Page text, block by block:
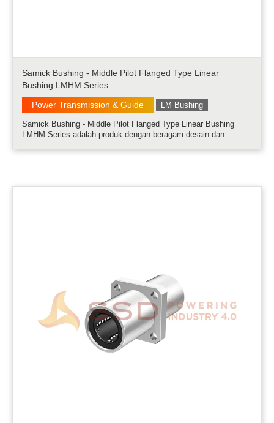
Samick Bushing - Middle Pilot Flanged Type Linear
Bushing LMHM Series
Power Transmission & Guide
LM Bushing
Samick Bushing - Middle Pilot Flanged Type Linear Bushing
LMHM Series adalah produk dengan beragam desain dan